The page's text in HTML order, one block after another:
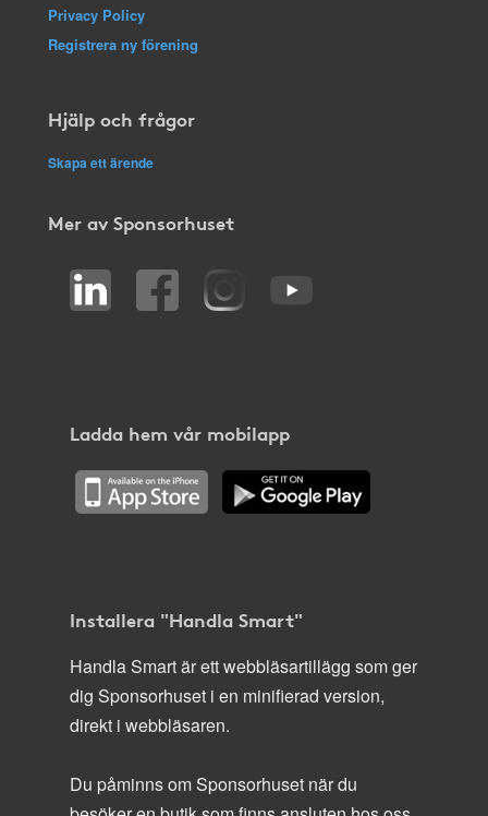
Privacy Policy
Registrera ny förening
Hjälp och frågor
Skapa ett ärende
Mer av Sponsorhuset
Ladda hem vår mobilapp
Installera "Handla Smart"
Handla Smart är ett webbläsartillägg som ger
dig Sponsorhuset i en minifierad version,
direkt i webbläsaren.
Du påminns om Sponsorhuset när du